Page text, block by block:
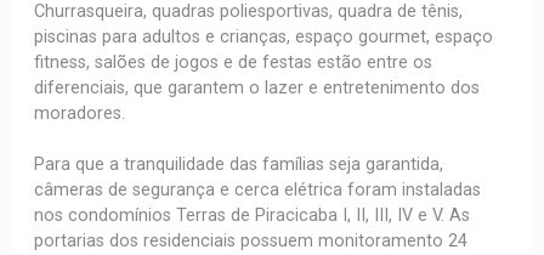
Churrasqueira, quadras poliesportivas, quadra de tênis,
piscinas para adultos e crianças, espaço gourmet, espaço
fitness, salões de jogos e de festas estão entre os
diferenciais, que garantem o lazer e entretenimento dos
moradores.
Para que a tranquilidade das famílias seja garantida,
câmeras de segurança e cerca elétrica foram instaladas
nos condomínios Terras de Piracicaba I, II, III, IV e V. As
portarias dos residenciais possuem monitoramento 24